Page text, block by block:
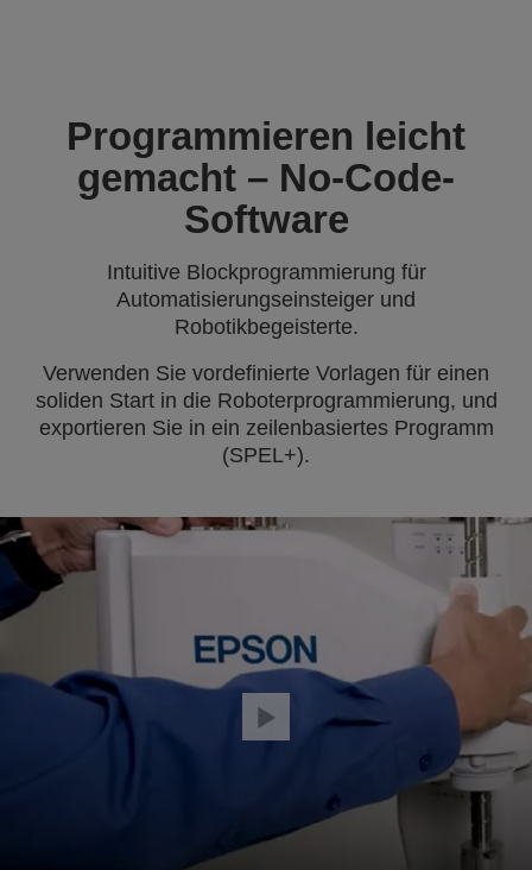
Programmieren leicht
gemacht – No-Code-
Software
Intuitive Blockprogrammierung für
Automatisierungseinsteiger und
Robotikbegeisterte.
Verwenden Sie vordefinierte Vorlagen für einen
soliden Start in die Roboterprogrammierung, und
exportieren Sie in ein zeilenbasiertes Programm
(SPEL+).